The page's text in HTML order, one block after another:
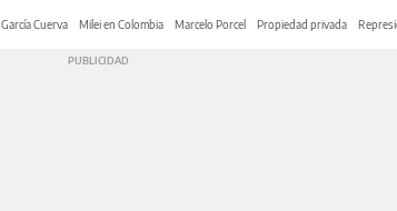
García Cuerva Milei en Colombia Marcelo Porcel Propiedad privada